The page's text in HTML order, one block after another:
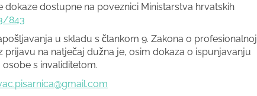
dostupne na poveznici Ministarstva hrvatskih
843
u skladu s člankom 9. Zakona o profesionalnoj
na natječaj dužna je, osim dokaza o ispunjavanju
s invaliditetom.